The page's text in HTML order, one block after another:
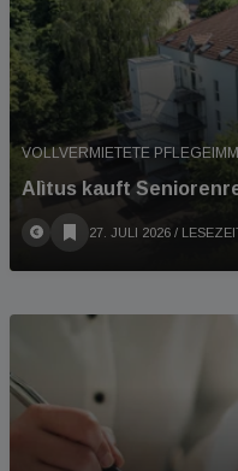
VOLLVERMIETETE
Alìtus kauft
27. JULI 2026 /